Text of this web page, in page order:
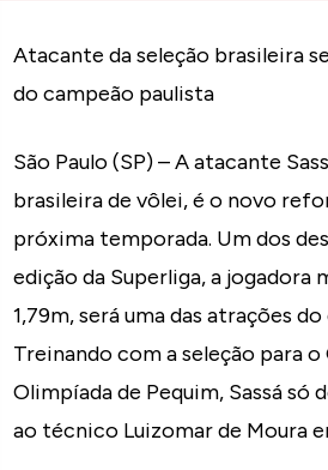
Atacante da seleção brasileira
do campeão paulista
São Paulo (SP) – A atacante
brasileira de vôlei, é o novo
próxima temporada. Um dos
edição da Superliga, a jogadora
1,79m, será uma das atrações
Treinando com a seleção para o
Olimpíada de Pequim, Sassá só
ao técnico Luizomar de Moura